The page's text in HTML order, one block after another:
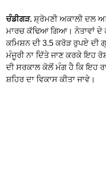
ਚੰਡੀਗੜ. ਸ਼੍ਰੋਮਣੀ ਅਕਾਲੀ ਦਲ
ਮਾਰਚ ਕੱਢਿਆ ਗਿਆ। ਨੇਤਾਵਾਂ ਦੇ
ਕਮਿਸ਼ਨ ਦੀ 3.5 ਕਰੋੜ ਰੁਪਏ ਦੀ
ਮੰਜੂਰੀ ਨਾ ਦਿੱਤੇ ਜਾਣ ਕਰਕੇ ਇਹ
ਦੀ ਸਰਕਾਲ ਕੋਲੋਂ ਮੰਗ ਹੈ ਕਿ ਇਹ
ਸ਼ਹਿਰ ਦਾ ਵਿਕਾਸ ਕੀਤਾ ਜਾਵੇ।